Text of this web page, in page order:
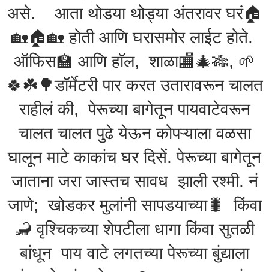
असे. आता थोडया थोड्या अंतरावर घरं🏠
🏡🏠🏡 होती आणि घरासमोर लाईट होते.
ऑफिस🏫 आणि हॉल, शाळा🏬🎄🎋, 🌱
🍀☘️🌳डॉर्मेटरी पार करत उतारावरून चालत
राहीलं की, पेरूच्या बागेतून पायवाटेवरून
चालत चालत पुढे येऊन कोपऱ्याला वळसा
घालून माटे काकांच घर दिसें. पेरूच्या बागेतून
जाताना जरा जास्तच सावध झाली रश्मी. नं
जाणे; खोडकर मुलांनी सापडयाच्या🐛 किंवा
🦂 वृश्चिकच्या शेपटीला धागा किंवा सुतळी
बांधून पाय वाटे लगतच्या पेरूच्या बुंद्याला